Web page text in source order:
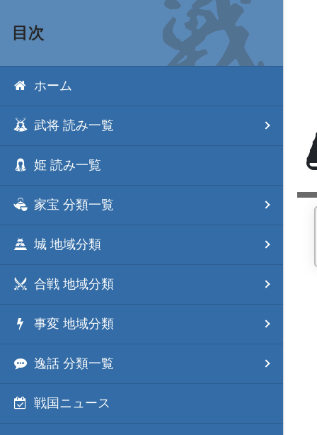
目次
ホーム
武将 読み一覧
姫 読み一覧
家宝 分類一覧
城 地域分類
合戦 地域分類
事変 地域分類
逸話 分類一覧
戦国ニュース